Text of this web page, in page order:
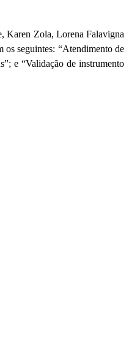
Karen Zola, Lorena Falavigna
os seguintes: “Atendimento de
e “Validação de instrumento